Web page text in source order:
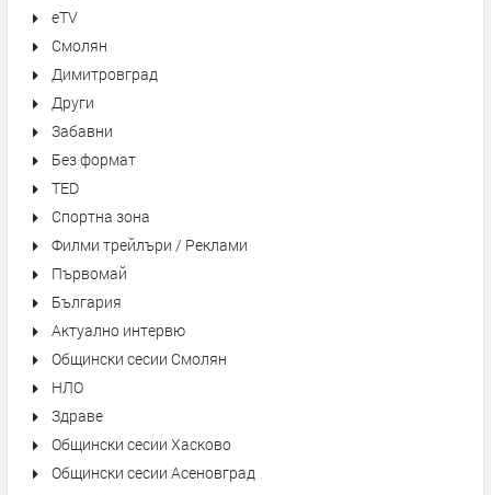
eTV
Смолян
Димитровград
Други
Забавни
Без формат
TED
Спортна зона
Филми трейлъри / Реклами
Първомай
България
Актуално интервю
Общински сесии Смолян
НЛО
Здраве
Общински сесии Хасково
Общински сесии Асеновград